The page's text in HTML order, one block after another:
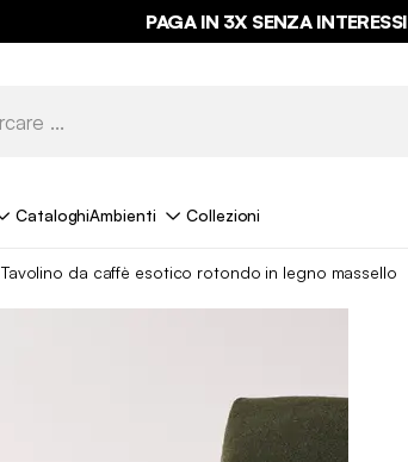
PAGA IN 3X SENZA INTERESSI
CataloghiAmbienti Collezioni
Tavolino da caffè esotico rotondo in legno massello